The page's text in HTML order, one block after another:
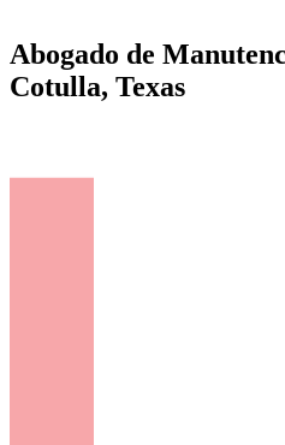
Abogado de
Cotulla, Texas